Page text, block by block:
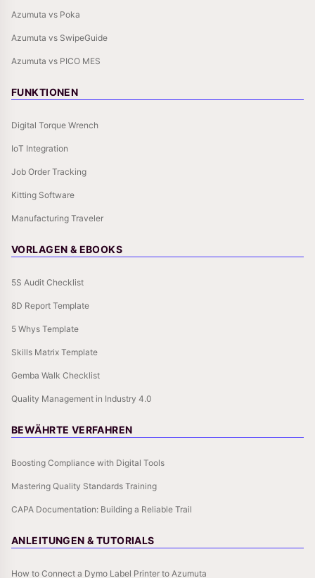
Azumuta vs Poka
Azumuta vs SwipeGuide
Azumuta vs PICO MES
FUNKTIONEN
Digital Torque Wrench
IoT Integration
Job Order Tracking
Kitting Software
Manufacturing Traveler
VORLAGEN & EBOOKS
5S Audit Checklist
8D Report Template
5 Whys Template
Skills Matrix Template
Gemba Walk Checklist
Quality Management in Industry 4.0
BEWÄHRTE VERFAHREN
Boosting Compliance with Digital Tools
Mastering Quality Standards Training
CAPA Documentation: Building a Reliable Trail
ANLEITUNGEN & TUTORIALS
How to Connect a Dymo Label Printer to Azumuta